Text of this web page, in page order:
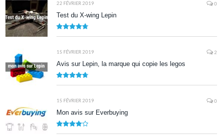
22 FÉVRIER 2019 0
Test du X-wing Lepin
15 FÉVRIER 2019 2
Avis sur Lepin, la marque qui copie les legos
15 FÉVRIER 2019 0
Mon avis sur Everbuying